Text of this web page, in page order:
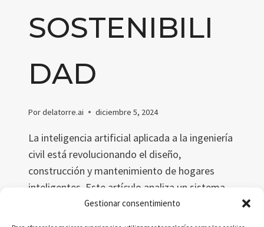
Gestionar consentimiento
SOSTENIBILI
DAD
Pordelatorre.ai diciembre 5, 2024
La inteligencia artificial aplicada a la ingeniería
civil está revolucionando el diseño,
construcción y mantenimiento de hogares
inteligentes. Este artículo analiza un sistema
innovador llamado Gestión Digital del Hogar